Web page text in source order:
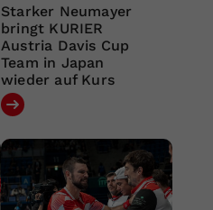
Starker Neumayer
bringt KURIER
Austria Davis Cup
Team in Japan
wieder auf Kurs